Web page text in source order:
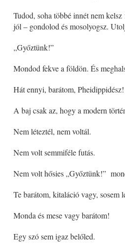
Tudod, soha többé innét nem
jól – gondolod és mosolyogsz.
„Győztünk!”
Mondod fekve a földön. És
Hát ennyi, barátom, Pheidippidész!
A baj csak az, hogy a modern
Nem léteztél, nem voltál.
Nem volt semmiféle futás.
Nem volt hősies „Győztünk!”
Te barátom, kitaláció vagy, sosem
Monda és mese vagy barátom!
Egy szó sem igaz belőled.